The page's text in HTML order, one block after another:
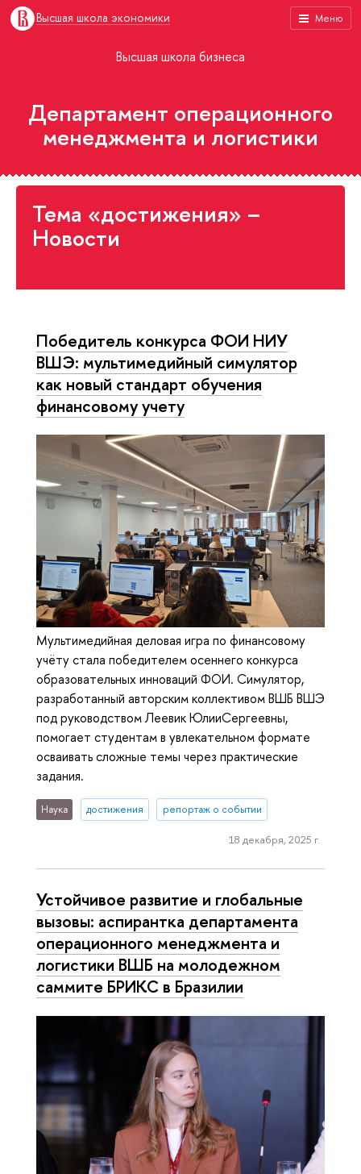
Меню
Высшая школа экономики
Высшая школа бизнеса
Департамент операционного
менеджмента и логистики
Тема «достижения» –
Новости
Победитель конкурса ФОИ НИУ
ВШЭ: мультимедийный симулятор
как новый стандарт обучения
финансовому учету
Мультимедийная деловая игра по финансовому
учёту стала победителем осеннего конкурса
образовательных инноваций ФОИ. Симулятор,
разработанный авторским коллективом ВШБ ВШЭ
под руководством Леевик ЮлииСергеевны,
помогает студентам в увлекательном формате
осваивать сложные темы через практические
задания.
Наука достижения репортаж о событии
18 декабря, 2025 г.
Устойчивое развитие и глобальные
вызовы: аспирантка департамента
операционного менеджмента и
логистики ВШБ на молодежном
саммите БРИКС в Бразилии